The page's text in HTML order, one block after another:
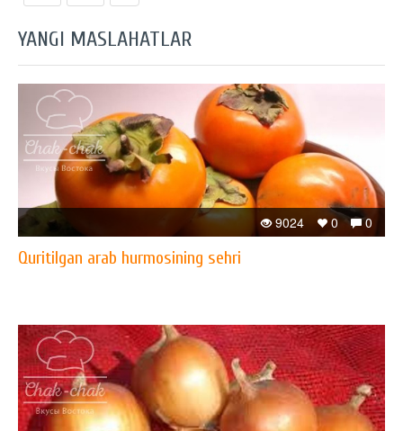
YANGI MASLAHATLAR
0
0
9024
Quritilgan arab hurmosining sehri